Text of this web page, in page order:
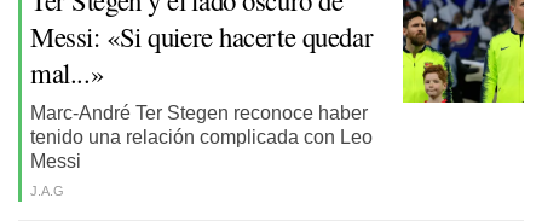
Messi: «Si quiere hacerte quedar
mal...»
Marc-André Ter Stegen reconoce haber
tenido una relación complicada con Leo
Messi
J.A.G